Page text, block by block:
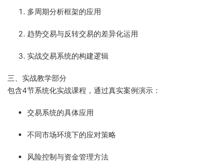
多周期分析框架的应用
趋势交易与反转交易的差异化运用
实战交易系统的构建逻辑
三、实战教学部分
包含4节系统化实战课程，通过真实案例演示：
交易系统的具体应用
不同市场环境下的应对策略
风险控制与资金管理方法